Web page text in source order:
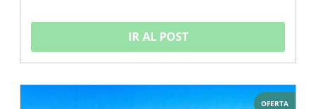
IR AL POST
OFERTA